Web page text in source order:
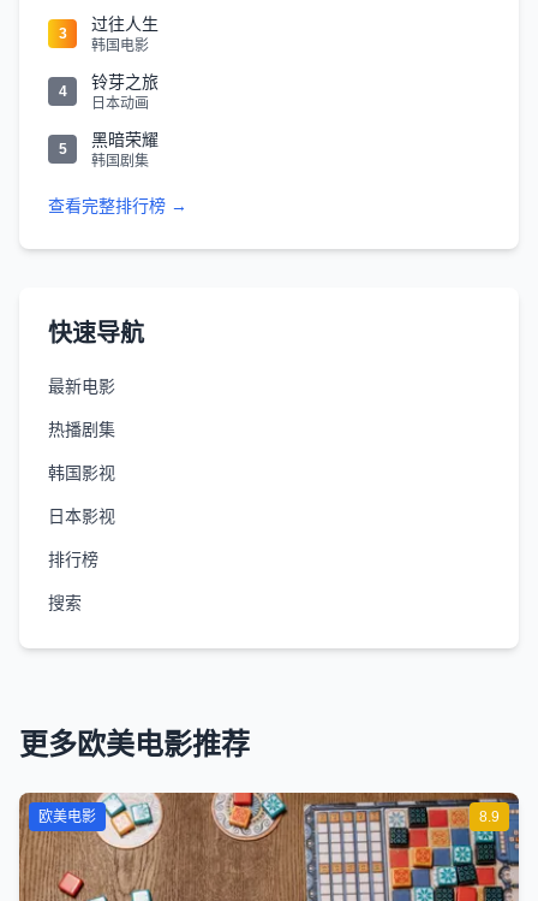
3 过往人生
韩国电影
4 铃芽之旅
日本动画
5 黑暗荣耀
韩国剧集
查看完整排行榜 →
快速导航
最新电影
热播剧集
韩国影视
日本影视
排行榜
搜索
更多欧美电影推荐
8.9
欧美电影